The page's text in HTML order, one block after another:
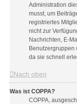
Administration
musst, um
registriertes
nicht zur
Nachrichten, E-
Benutzergruppen
da sie schnell
Nach oben
Was ist COPPA?
COPPA,